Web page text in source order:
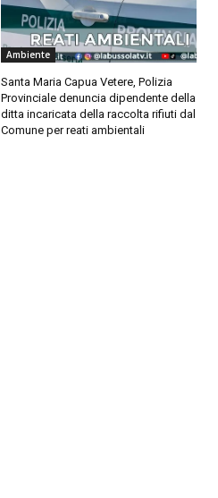
Ambiente
Santa Maria Capua Vetere, Polizia
Provinciale denuncia dipendente della
ditta incaricata della raccolta rifiuti dal
Comune per reati ambientali